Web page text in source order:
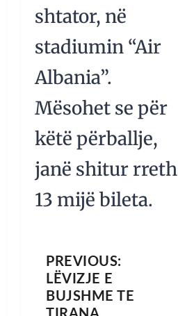
shtator, në
stadiumin “Air
Albania”.
Mësohet se për
këtë përballje,
janë shitur rreth
13 mijë bileta.
PREVIOUS:
LËVIZJE E
BUJSHME TE